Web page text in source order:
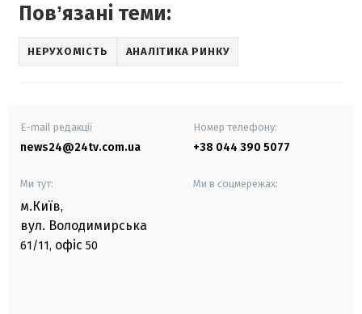
Повʼязані теми:
НЕРУХОМІСТЬ АНАЛІТИКА РИНКУ
E-mail редакції
news24@24tv.com.ua
Номер телефону:
+38 044 390 5077
Ми тут:
м.Київ,
вул. Володимирська
61/11, офіс 50
Ми в соцмережах: